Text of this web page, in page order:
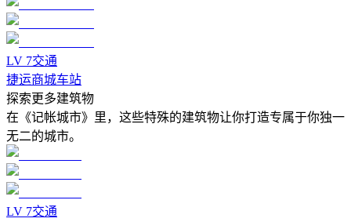
LV 7交通
捷运商城车站
探索更多建筑物
在《记帐城市》里，这些特殊的建筑物让你打造专属于你独一
无二的城市。
LV 7交通